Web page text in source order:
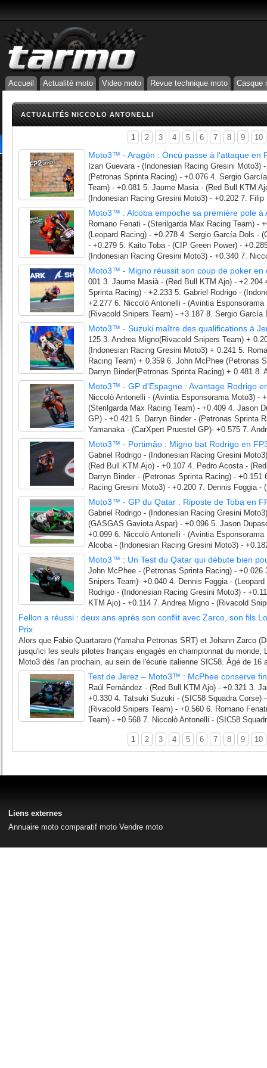
Accueil Actualité moto Video moto Revue technique moto Casque
ACTUALITÉS NICCOLO ANTONELLI
1 2 3 4 5 6 7 8 9 10
Moto3™ - Aragón : Öncü passe à l'attaque en
Izan Guevara - (Indonesian Racing Gresini Moto3)
(Petronas Sprinta Racing) - +0.076 4. Sergio
Team) - +0.081 5. Jaume Masia - (Red Bull KTM
(Indonesian Racing Gresini Moto3) - +0.202 7.
Moto3™ : Alcoba empoche sa première pole à
Romano Fenati - (Sterilgarda Max Racing Team) -
(Leopard Racing) - +0.278 4. Sergio García Dols -
- +0.279 5. Kaito Toba - (CIP Green Power) -
(Indonesian Racing Gresini Moto3) - +0.340 7.
Moto3™ - Migno réussit son coup de poker en
001 3. Jaume Masià - (Red Bull KTM Ajo) - +2.204
Sprinta Racing) - +2.233 5. Gabriel Rodrigo -
+2.277 6. Niccolò Antonelli - (Avintia
(Rivacold Snipers Team) - +3.187 8. Sergio García
Moto3™ - Suzuki maître des qualifications à
125 3. Andrea Migno(Rivacold Snipers Team) +
(Indonesian Racing Gresini Moto3) + 0.241 5.
Racing Team) + 0.359 6. John McPhee (Petronas
Darryn Binder(Petronas Sprinta Racing) + 0.481
Moto3™ - GP d'Espagne : Avantage Rodrigo
Niccolò Antonelli - (Avintia Esponsorama Moto3) -
(Sterilgarda Max Racing Team) - +0.409 4. Jason
GP) - +0.421 5. Darryn Binder - (Petronas Sprinta
Yamanaka - (CarXpert Pruestel GP)- +0.575 7.
Moto3™ - Portimão : Migno bat Rodrigo en
Gabriel Rodrigo - (Indonesian Racing Gresini
(Red Bull KTM Ajo) - +0.107 4. Pedro Acosta -
Darryn Binder - (Petronas Sprinta Racing) -
Racing Gresini Moto3) - +0.200 7. Dennis Foggia -
Moto3™ - GP du Qatar : Riposte de Toba en
Gabriel Rodrigo - (Indonesian Racing Gresini
(GASGAS Gaviota Aspar) - +0.096 5. Jason
+0.099 6. Niccolò Antonelli - (Avintia
Alcoba - (Indonesian Racing Gresini Moto3) -
Moto3™ : Un Test du Qatar qui débute bien
John McPhee - (Petronas Sprinta Racing) - +0.026
Snipers Team)- +0.040 4. Dennis Foggia -
Rodrigo - (Indonesian Racing Gresini Moto3) -
KTM Ajo) - +0.114 7. Andrea Migno - (Rivacold
Fellon a réussi : deux ans après son conflit avec Zarco, son fils
Prix
Alors que Fabio Quartararo (Yamaha Petronas SRT) et Johann Zarco
jusqu'ici les seuls pilotes français engagés en championnat du monde,
Moto3 dès l'an prochain, au sein de l'écurie italienne SIC58. Âgé de 16
Test de Jerez – Moto3™ : McPhee conserve
Raúl Fernández - (Red Bull KTM Ajo) - +0.321 3.
+0.330 4. Tatsuki Suzuki - (SIC58 Squadra Corse)
(Rivacold Snipers Team) - +0.560 6. Romano
Team) - +0.568 7. Niccolò Antonelli - (SIC58
1 2 3 4 5 6 7 8 9 10
Liens externes
Annuaire moto comparatif moto Vendre moto